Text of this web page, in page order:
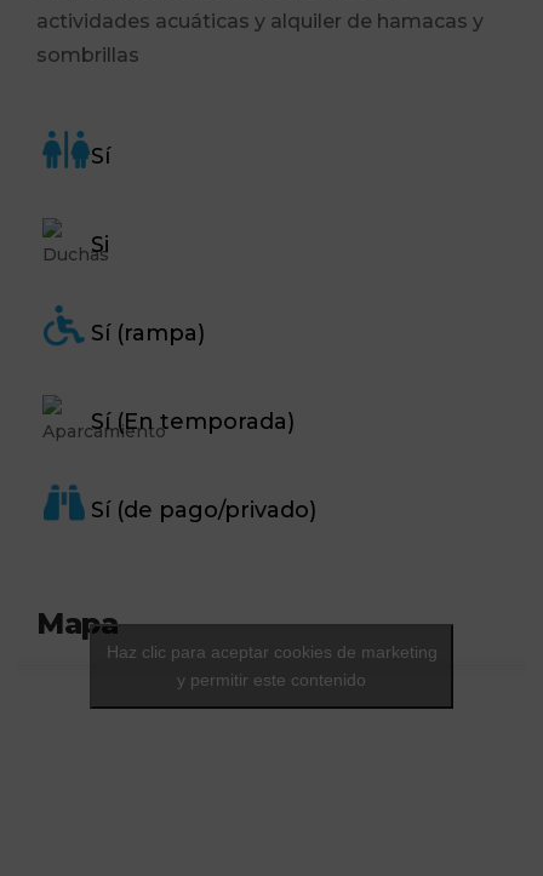
actividades acuáticas y alquiler de hamacas y
sombrillas
Sí
Si
Sí (rampa)
Sí (En temporada)
Sí (de pago/privado)
Mapa
Haz clic para aceptar cookies de marketing
y permitir este contenido